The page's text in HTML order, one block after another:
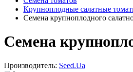
Крупноплодные салатные
Семена крупноплодного
Семена
Производитель: Seed.Ua